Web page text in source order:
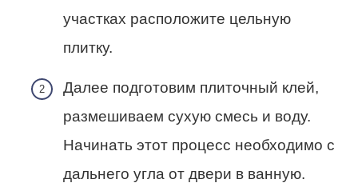
участках расположите цельную
плитку.
Далее подготовим плиточный клей,
размешиваем сухую смесь и воду.
Начинать этот процесс необходимо с
дальнего угла от двери в ванную.